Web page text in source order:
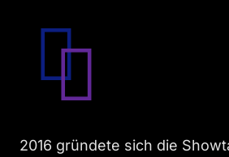
2016 gründete sich die